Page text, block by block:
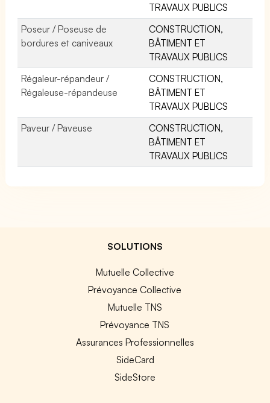
TRAVAUX PUBLICS
Poseur / Poseuse de
bordures et caniveaux
CONSTRUCTION,
BÂTIMENT ET
TRAVAUX PUBLICS
Régaleur-répandeur /
Régaleuse-répandeuse
CONSTRUCTION,
BÂTIMENT ET
TRAVAUX PUBLICS
Paveur / Paveuse
CONSTRUCTION,
BÂTIMENT ET
TRAVAUX PUBLICS
SOLUTIONS
Mutuelle Collective
Prévoyance Collective
Mutuelle TNS
Prévoyance TNS
Assurances Professionnelles
SideCard
SideStore